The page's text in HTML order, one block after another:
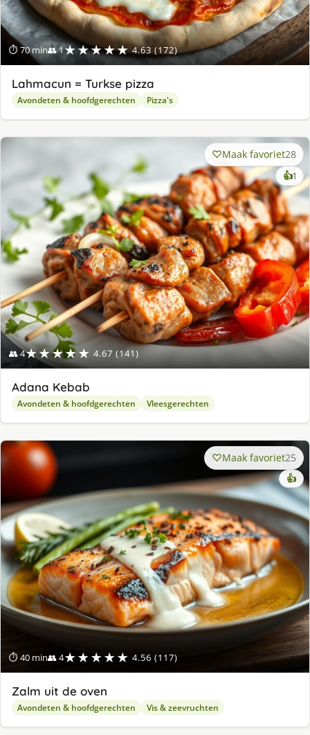
⏱ 70 min👥 1★★★★★ 4.63 (172)
Lahmacun = Turkse pizza
Avondeten & hoofdgerechten Pizza's
👥 4★★★★★ 4.67 (141)
Maak favoriet28
👍1
Adana Kebab
Avondeten & hoofdgerechten Vleesgerechten
⏱ 40 min👥 4★★★★★ 4.56 (117)
Maak favoriet25
👍
Zalm uit de oven
Avondeten & hoofdgerechten Vis & zeevruchten